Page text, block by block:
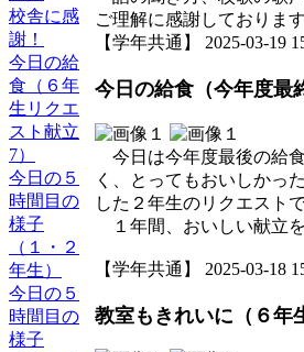
校舎に感
謝！
今日の給
食（６年
生リクエ
スト献立
7）
今日の５
時間目の
様子
（１・２
年生）
今日の５
時間目の
様子
ご理解に感謝しておりま
【学年共通】 2025-03-19
今日の給食（今年度最
今日は今年度最後の給
く、とってもおいしかっ
した２年生のリクエスト
１年間、おいしい献立
【学年共通】 2025-03-18
教室もきれいに（６年